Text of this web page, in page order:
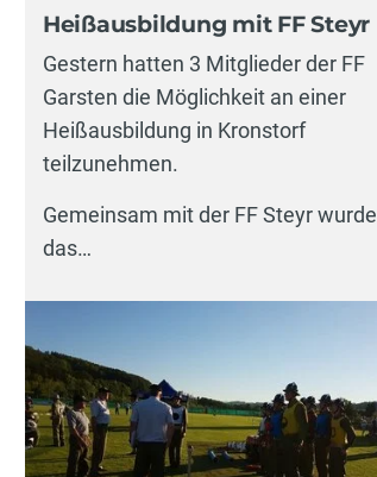
Heißausbildung mit FF Steyr
Gestern hatten 3 Mitglieder der FF
Garsten die Möglichkeit an einer
Heißausbildung in Kronstorf
teilzunehmen.
Gemeinsam mit der FF Steyr wurde
das…